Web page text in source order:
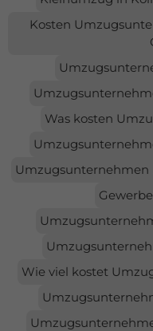
Kosten
Was kosten
Umzugsunternehmen
Wie viel kostet